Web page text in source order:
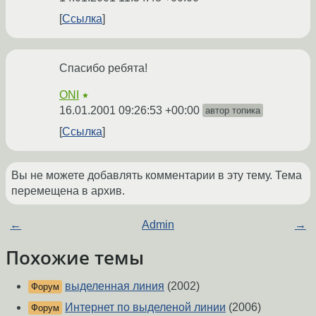
Ссылка
Спасибо ребята!
ONI ★
16.01.2001 09:26:53 +00:00 автор топика
Ссылка
Вы не можете добавлять комментарии в эту тему. Тема
перемещена в архив.
← Admin →
Похожие темы
Форум выделенная линия (2002)
Форум Интернет по выделеной линии (2006)